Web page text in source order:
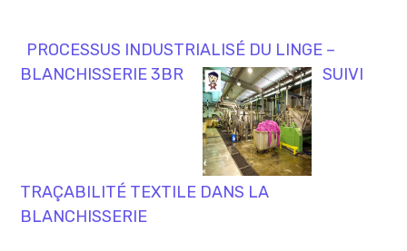
PROCESSUS INDUSTRIALISÉ DU LINGE –
BLANCHISSERIE 3BR
SUIVI
TRAÇABILITÉ TEXTILE DANS LA
BLANCHISSERIE